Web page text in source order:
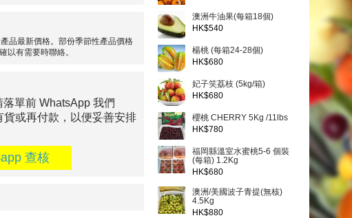
澳洲牛油果(每箱18個)
HK$540
楊桃 (每箱24-28個)
HK$680
妃子笑荔枝 (5kg/箱)
HK$680
櫻桃 CHERRY 5Kg /11lbs
HK$780
福岡縣溫室水蜜桃5-6 個裝
(每箱) 1.2Kg
HK$680
澳洲/美國波子青提(無核)
4.5Kg
HK$880
品最新價格。部份季節性產品價格
以有需要時聯絡。
單前 WhatsApp 我們
貨或再付款，以便妥善安排
查核